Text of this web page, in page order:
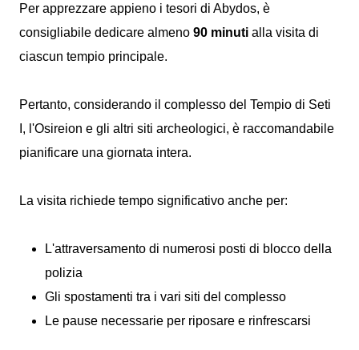
Per apprezzare appieno i tesori di Abydos, è
consigliabile dedicare almeno 90 minuti alla visita di
ciascun tempio principale.
Pertanto, considerando il complesso del Tempio di Seti
I, l'Osireion e gli altri siti archeologici, è raccomandabile
pianificare una giornata intera.
La visita richiede tempo significativo anche per:
L'attraversamento di numerosi posti di blocco della
polizia
Gli spostamenti tra i vari siti del complesso
Le pause necessarie per riposare e rinfrescarsi